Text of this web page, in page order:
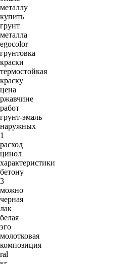
металлу
купить
грунт
металла
egocolor
грунтовка
краски
термостойкая
краску
цена
ржавчине
работ
грунт-эмаль
наружных
1
расход
цинол
характеристики
бетону
3
можно
черная
лак
белая
эго
молотковая
композиция
ral